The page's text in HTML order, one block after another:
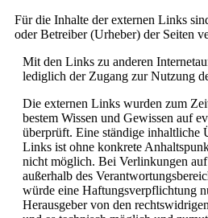
Für die Inhalte der externen Links
oder Betreiber (Urheber) der Seiten
Mit den Links zu anderen
lediglich der Zugang zur Nutzung
Die externen Links wurden zum
bestem Wissen und Gewissen auf
überprüft. Eine ständige inhaltliche
Links ist ohne konkrete
nicht möglich. Bei Verlinkungen
außerhalb des
würde eine Haftungsverpflichtung
Herausgeber von den